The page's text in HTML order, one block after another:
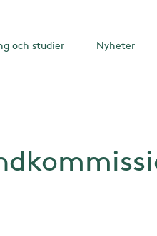
och studier Nyheter